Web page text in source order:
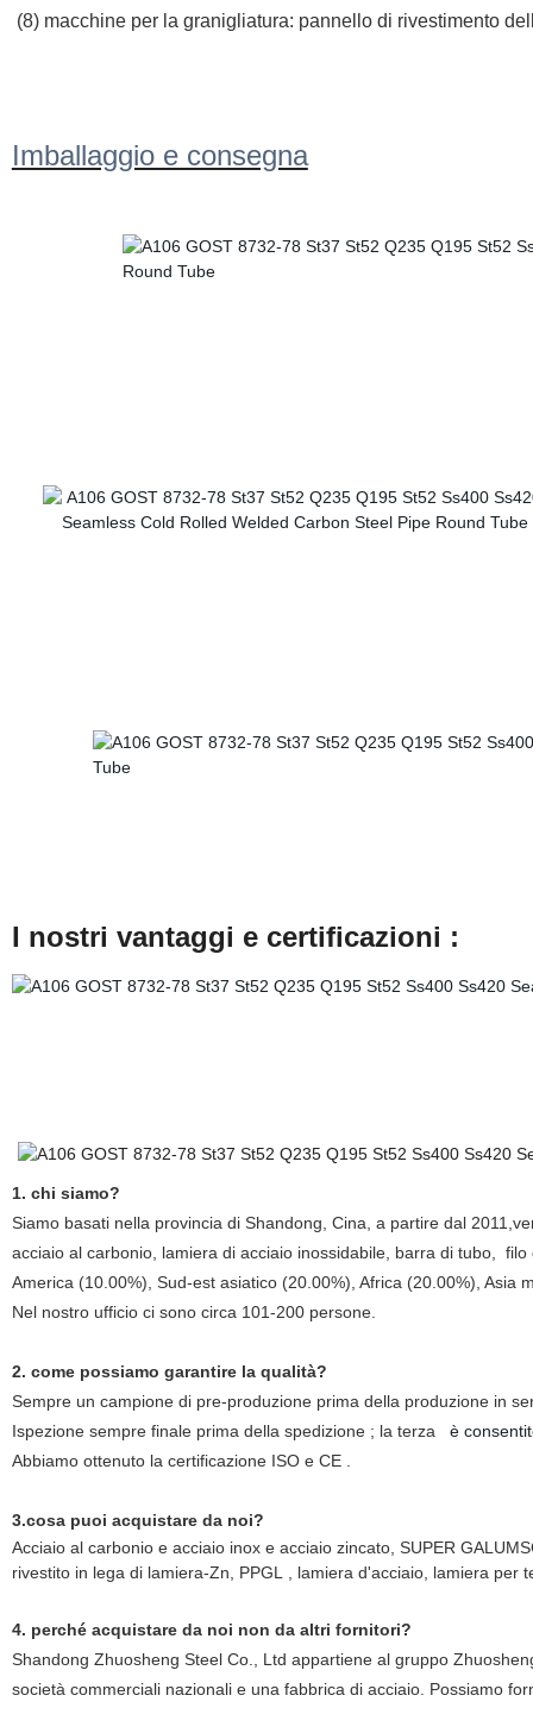
(8) macchine per la granigliatura: pannello di rivestimento
Imballaggio e consegna
I nostri vantaggi e certificazioni :
1. chi siamo?
Siamo basati nella provincia di Shandong, Cina, a partire dal
acciaio al carbonio, lamiera di acciaio inossidabile, barra di tubo,
America (10.00%), Sud-est asiatico (20.00%), Africa (20.00%),
Nel nostro ufficio ci sono circa 101-200 persone.
2. come possiamo garantire la qualità?
Sempre un campione di pre-produzione prima della produzione in
Ispezione sempre finale prima della spedizione ; la terza
è
Abbiamo ottenuto la certificazione ISO e CE .
3.cosa puoi acquistare da noi?
Acciaio al carbonio e acciaio inox e acciaio zincato, SUPER
rivestito in lega di lamiera-Zn, PPGL , lamiera d'acciaio, lamiera per
4. perché acquistare da noi non da altri fornitori?
Shandong Zhuosheng Steel Co., Ltd appartiene al gruppo
società commerciali nazionali e una fabbrica di acciaio. Possiamo